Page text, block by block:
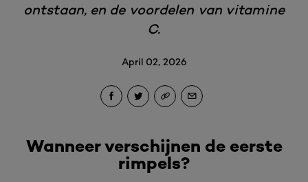
ontstaan, en de voordelen van vitamine
C.
April 02, 2026
Wanneer verschijnen de eerste
rimpels?